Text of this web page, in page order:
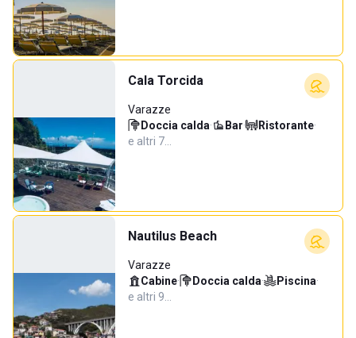
Cala Torcida
Varazze
Doccia calda· Bar· Ristorante·
e altri 7…
Nautilus Beach
Varazze
Cabine· Doccia calda· Piscina·
e altri 9…